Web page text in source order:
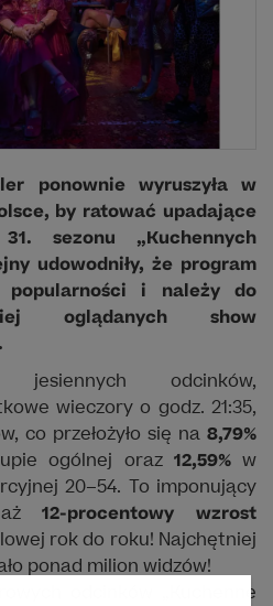
ponownie wyruszyła w
by ratować upadające
sezonu „Kuchennych
udowodniły, że program
i należy do
oglądanych show
odcinków,
wieczory o godz. 21:35,
co przełożyło się na 8,79%
ogólnej oraz 12,59%w
20–54. To imponujący
aż12-procentowy wzrost
rok do roku! Najchętniej
ponad milion widzów!
odcinków „Kuchenne